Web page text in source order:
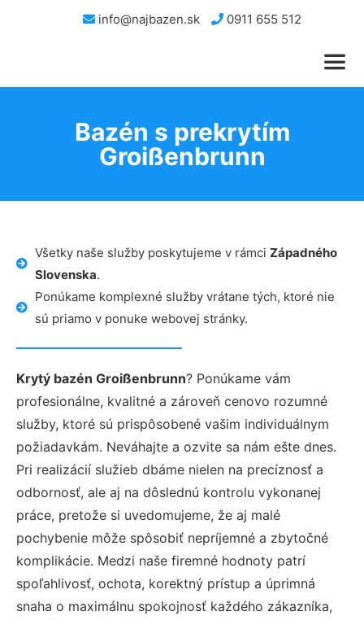
info@najbazen.sk 0911 655 512
Bazén s prekrytím
Groißenbrunn
Všetky naše služby poskytujeme v rámci Západného
Slovenska.
Ponúkame komplexné služby vrátane tých, ktoré nie
sú priamo v ponuke webovej stránky.
Krytý bazén Groißenbrunn? Ponúkame vám
profesionálne, kvalitné a zároveň cenovo rozumné
služby, ktoré sú prispôsobené vašim individuálnym
požiadavkám. Neváhajte a ozvite sa nám ešte dnes.
Pri realizácií služieb dbáme nielen na precíznosť a
odbornosť, ale aj na dôslednú kontrolu vykonanej
práce, pretože si uvedomujeme, že aj malé
pochybenie môže spôsobiť nepríjemné a zbytočné
komplikácie. Medzi naše firemné hodnoty patrí
spoľahlivosť, ochota, korektný prístup a úprimná
snaha o maximálnu spokojnosť každého zákazníka,